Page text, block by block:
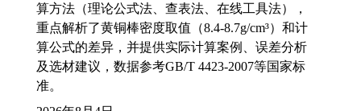
算方法（理论公式法、查表法、在线工具法），
重点解析了黄铜棒密度取值（8.4-8.7g/cm³）和计
算公式的差异，并提供实际计算案例、误差分析
及选材建议，数据参考GB/T 4423-2007等国家标
准。